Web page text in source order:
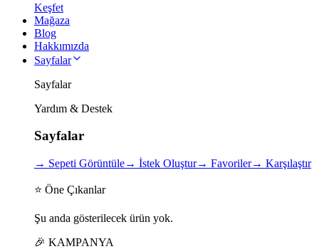
Keşfet
Mağaza
Blog
Hakkımızda
Sayfalar
Sayfalar
Yardım & Destek
Sayfalar
→ Sepeti Görüntüle→ İstek Oluştur→ Favoriler→ Karşılaştır
⭐ Öne Çıkanlar
Şu anda gösterilecek ürün yok.
🎉 KAMPANYA